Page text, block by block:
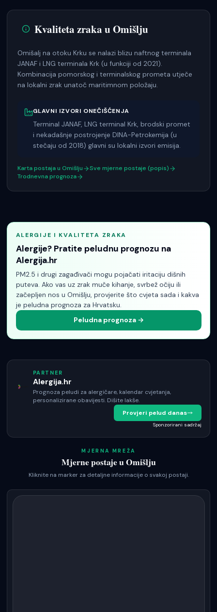
Kvaliteta zraka uOmišlju
Omišalj na otoku Krku se nalazi blizu naftnog terminala
JANAF i LNG terminala Krk (u funkciji od 2021).
Kombinacija pomorskog i terminalskog prometa utječe
na lokalni zrak unatoč maritimnom položaju.
GLAVNI IZVORI ONEČIŠĆENJA
Terminal JANAF, LNG terminal Krk, brodski promet
i nekadašnje postrojenje DINA-Petrokemija (u
stečaju od 2018) glavni su lokalni izvori emisija.
Karta postaja u Omišlju
Sve mjerne postaje (popis)
Trodnevna prognoza
ALERGIJE I KVALITETA ZRAKA
Alergije? Pratite peludnu prognozu na
Alergija.hr
PM2.5 i drugi zagađivači mogu pojačati iritaciju dišnih
puteva. Ako vas uz zrak muče kihanje, svrbež očiju ili
začepljen nos u Omišlju , provjerite što cvjeta sada i kakva
je peludna prognoza za Hrvatsku.
Peludna prognoza →
PARTNER
Alergija.hr
Prognoza peludi za alergičare, kalendar cvjetanja,
personalizirane obavijesti. Dišite lakše.
Provjeri pelud danas
Sponzorirani sadržaj
MJERNA MREŽA
Mjerne postaje uOmišlju
Kliknite na marker za detaljne informacije o svakoj postaji.